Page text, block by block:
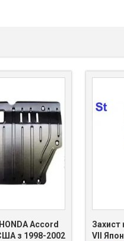
Accord
з 1998-2002
Захист
VII